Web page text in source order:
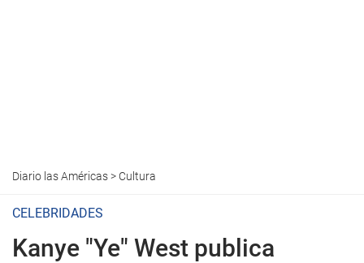
Diario las Américas> Cultura
CELEBRIDADES
Kanye "Ye" West publica